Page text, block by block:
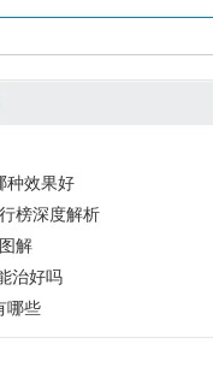
种效果好
榜深度解析
解
治好吗
哪些